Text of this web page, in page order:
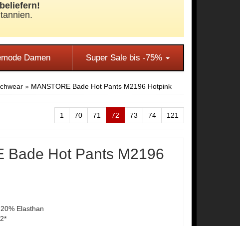
Damen Super Sale bis -75%
» MANSTORE Bade Hot Pants M2196 Hotpink
1 70 71 72 73 74 121
Bade Hot Pants M2196
Elasthan